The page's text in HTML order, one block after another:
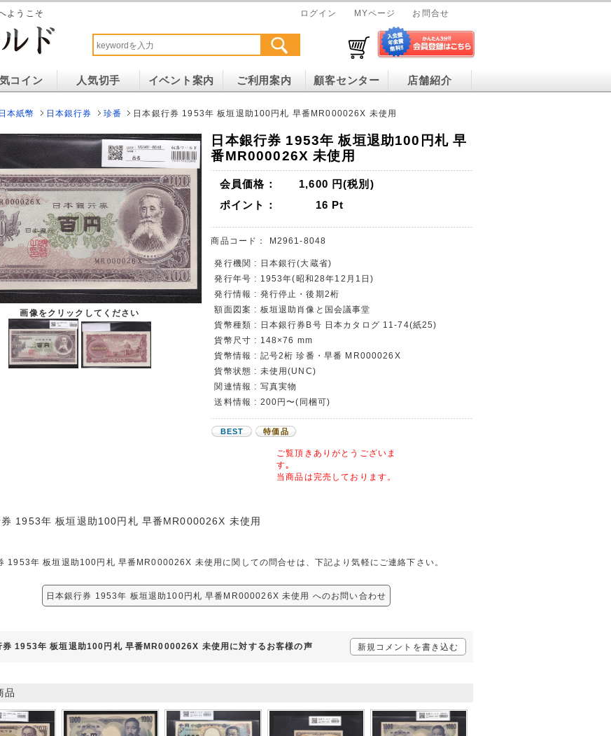
ようこそ ログイン MYページ お問合せ
コイン 人気切手 イベント案内 ご利用案内 顧客センター 店舗紹介
日本紙幣 日本銀行券 珍番 日本銀行券 1953年 板垣退助100円札 早番MR000026X 未使用
画像をクリックしてください
日本銀行券 1953年 板垣退助100円札 早
番MR000026X 未使用
会員価格： 1,600 円(税別)
ポイント：
16 Pt
商品コード： M2961-8048
発行機関 : 日本銀行(大蔵省)
発行年号 : 1953年(昭和28年12月1日)
発行情報 : 発行停止・後期2桁
額面図案 : 板垣退助肖像と国会議事堂
貨幣種類 : 日本銀行券B号 日本カタログ 11-74(紙25)
貨幣尺寸 : 148×76 mm
貨幣情報 : 記号2桁 珍番・早番 MR000026X
貨幣状態 : 未使用(UNC)
関連情報 : 写真実物
送料情報 : 200円〜(同梱可)
BEST 特価品
ご覧頂きありがとうございま
す｡
当商品は完売しております。
券 1953年 板垣退助100円札 早番MR000026X 未使用
1953年 板垣退助100円札 早番MR000026X 未使用に関しての問合せは、下記より気軽にご連絡下さい。
日本銀行券 1953年 板垣退助100円札 早番MR000026X 未使用 へのお問い合わせ
券 1953年 板垣退助100円札 早番MR000026X 未使用に対するお客様の声 新規コメントを書き込む
品